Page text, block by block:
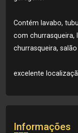
Contém lavabo,
com churrasqueira,
churrasqueira,
excelente
Informações